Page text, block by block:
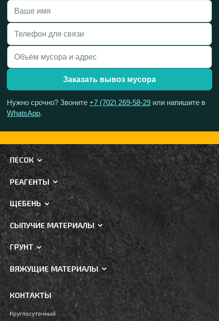
Заказать вывоз мусора
Нужно срочно? Звоните +7 (702) 269-58-29 или напишите в
WhatsApp.
ПЕСОК
РЕАГЕНТЫ
ЩЕБЕНЬ
СЫПУЧИЕ МАТЕРИАЛЫ
ГРУНТ
ВЯЖУЩИЕ МАТЕРИАЛЫ
КОНТАКТЫ
Круглосуточный